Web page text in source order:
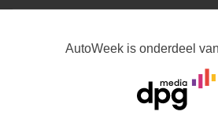
AutoWeek is onderdeel